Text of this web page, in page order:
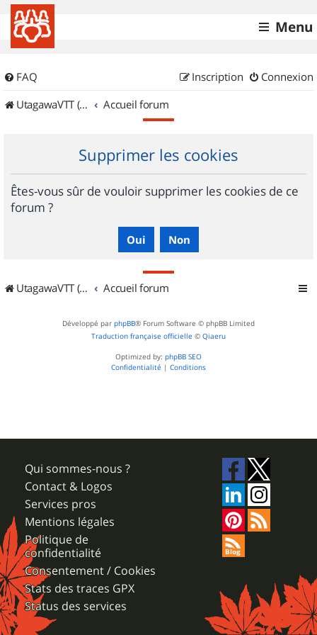
Menu
FAQ Connexion
Inscription
UtagawaVTT (Randos VTT et VTTAE avec traces GPS)
Accueil forum
Supprimer les cookies
Êtes-vous sûr de vouloir supprimer les cookies de ce
forum ?
UtagawaVTT (Randos VTT et VTTAE avec traces GPS) Accueil forum
Développé par phpBB® Forum Software © phpBB Limited
Traduction française officielle © Qiaeru
Optimized by: phpBB SEO
Confidentialité | Conditions
Qui sommes-nous ?
Contact & Logos
Services pros
Mentions légales
Politique de
confidentialité
Consentement / Cookies
Stats des traces GPX
Status des services